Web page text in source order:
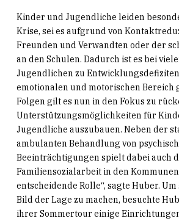
Kinder und Jugendliche leiden
Krise, sei es aufgrund von
Freunden und Verwandten oder der
an den Schulen. Dadurch ist es bei
Jugendlichen zu
emotionalen und motorischen Bereich
Folgen gilt es nun in den Fokus zu
Unterstützungsmöglichkeiten für
Jugendliche auszubauen. Neben der
ambulanten Behandlung von
Beeinträchtigungen spielt dabei auch
Familiensozialarbeit in den
entscheidende Rolle“, sagte Huber.
Bild der Lage zu machen, besuchte
ihrer Sommertour einige